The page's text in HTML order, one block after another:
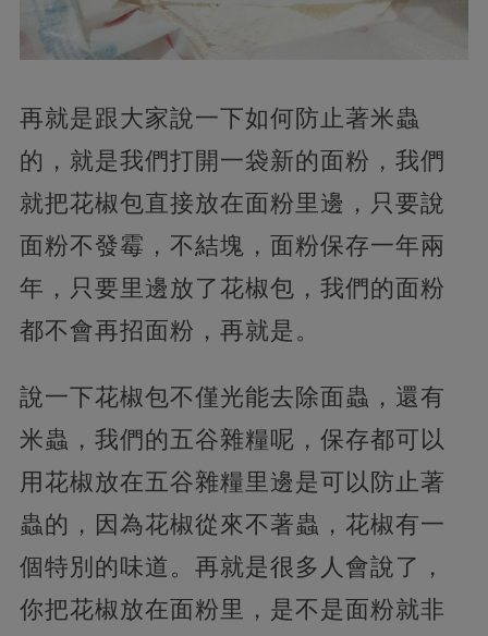
再就是跟大家說一下如何防止著米蟲
的，就是我們打開一袋新的面粉，我們
就把花椒包直接放在面粉里邊，只要說
面粉不發霉，不結塊，面粉保存一年兩
年，只要里邊放了花椒包，我們的面粉
都不會再招面粉，再就是。
說一下花椒包不僅光能去除面蟲，還有
米蟲，我們的五谷雜糧呢，保存都可以
用花椒放在五谷雜糧里邊是可以防止著
蟲的，因為花椒從來不著蟲，花椒有一
個特別的味道。再就是很多人會說了，
你把花椒放在面粉里，是不是面粉就非